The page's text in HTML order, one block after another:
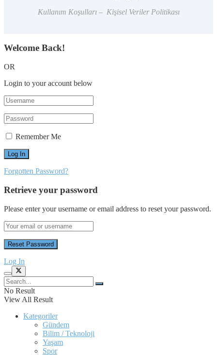
Kullanım Koşulları – Kişisel Veriler Politikası
Welcome Back!
OR
Login to your account below
Remember Me
Forgotten Password?
Retrieve your password
Please enter your username or email address to reset your password.
Log In
No Result
View All Result
Kategoriler
Gündem
Bilim / Teknoloji
Yaşam
Spor